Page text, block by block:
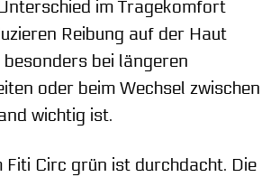
im Tragekomfort
Reibung auf der Haut
besonders bei längeren
oder beim Wechsel zwischen
wichtig ist.
Fiti Circ grün ist durchdacht. Die